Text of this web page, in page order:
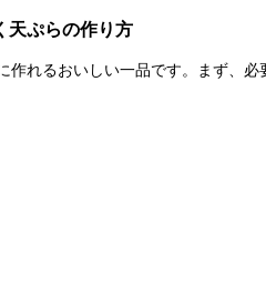
ぷらの作り方
作れるおいしい一品です。まず、必